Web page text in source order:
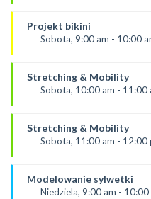
Rafał
*Zajęcia dla dorosłych i dzieci
Projekt bikini
Sobota, 9:00 am - 10:00
Ola C.
* Zajęcia dla dorosłych i dzieci
Stretching & Mobility
Sobota, 10:00 am - 11:00
Ola C.
*Zajęcia dla dorosłych i dzieci
Stretching & Mobility
Sobota, 11:00 am - 12:00
Aneta
*Zajęcia dla dorosłych i dzieci
Modelowanie sylwetki
Niedziela, 9:00 am - 10:00